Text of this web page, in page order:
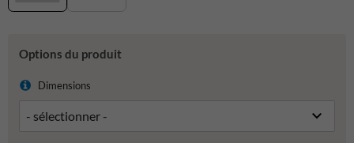
Options du produit
Dimensions